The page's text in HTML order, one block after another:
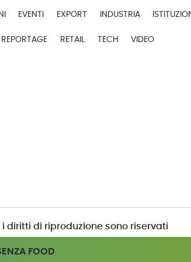
FOOD
EVENTI EXPORT INDUSTRIA
REPORTAGE RETAIL TECH VIDEO
i diritti di riproduzione sono riservati